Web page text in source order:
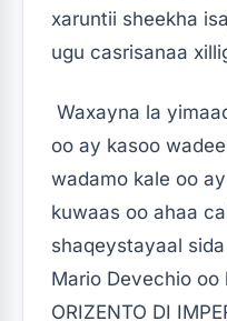
xaruntii sheekha
ugu casrisanaa
Waxayna la
oo ay kasoo
wadamo kale oo
kuwaas oo ahaa
shaqeystayaal
Mario Devechio oo
ORIZENTO DI